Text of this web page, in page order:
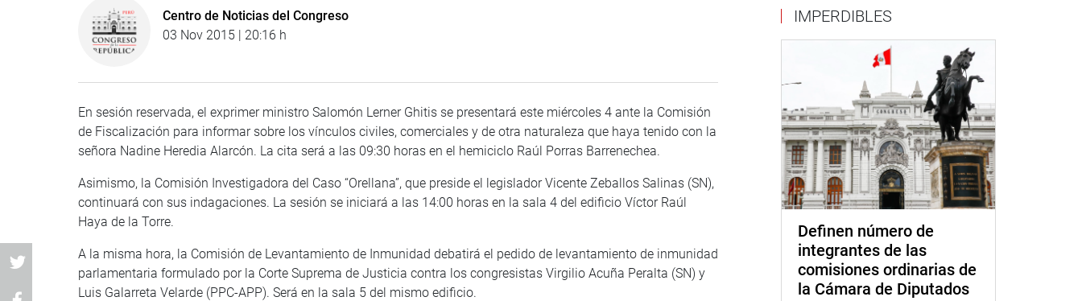
Centro de Noticias del Congreso
03 Nov 2015 | 20:16 h
En sesión reservada, el exprimer ministro Salomón Lerner Ghitis se presentará este miércoles 4 ante la Comisión
de Fiscalización para informar sobre los vínculos civiles, comerciales y de otra naturaleza que haya tenido con la
señora Nadine Heredia Alarcón. La cita será a las 09:30 horas en el hemiciclo Raúl Porras Barrenechea.
Asimismo, la Comisión Investigadora del Caso “Orellana”, que preside el legislador Vicente Zeballos Salinas (SN),
continuará con sus indagaciones. La sesión se iniciará a las 14:00 horas en la sala 4 del edificio Víctor Raúl
Haya de la Torre.
A la misma hora, la Comisión de Levantamiento de Inmunidad debatirá el pedido de levantamiento de inmunidad
parlamentaria formulado por la Corte Suprema de Justicia contra los congresistas Virgilio Acuña Peralta (SN) y
Luis Galarreta Velarde (PPC-APP). Será en la sala 5 del mismo edificio.
IMPERDIBLES
Definen número de
integrantes de las
comisiones ordinarias de
la Cámara de Diputados